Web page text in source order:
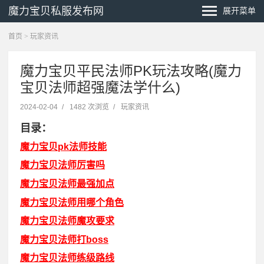
魔力宝贝私服发布网 展开菜单
首页 > 玩家资讯
魔力宝贝平民法师PK玩法攻略(魔力
宝贝法师超强魔法学什么)
2024-02-04 / 1482 次浏览 / 玩家资讯
目录：
魔力宝贝pk法师技能
魔力宝贝法师厉害吗
魔力宝贝法师最强加点
魔力宝贝法师用哪个角色
魔力宝贝法师魔攻要求
魔力宝贝法师打boss
魔力宝贝法师练级路线